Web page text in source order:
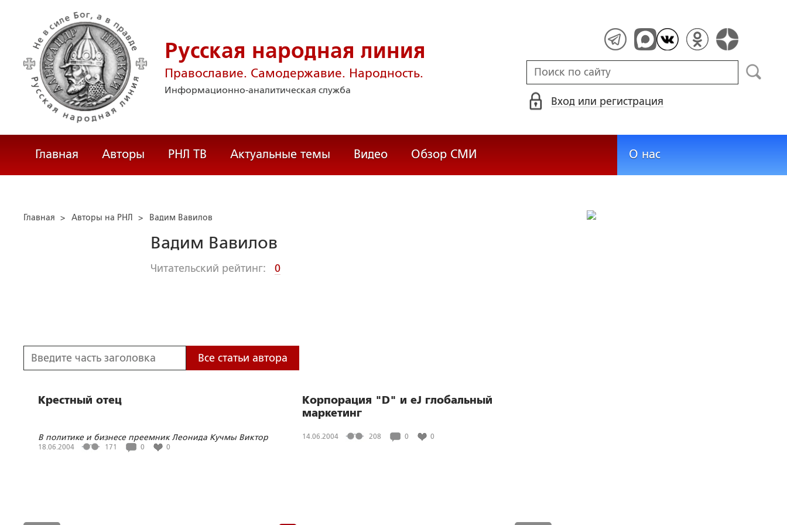
Русская народная линия
Православие. Самодержавие. Народность.
Информационно-аналитическая служба
Вход или регистрация
Главная Авторы РНЛ ТВ Актуальные темы Видео Обзор СМИ О нас
Главная > Авторы на РНЛ > Вадим Вавилов
Вадим Вавилов
Читательский рейтинг: 0
Все статьи автора
Крестный отец
В политике и бизнесе преемник Леонида Кучмы Виктор
Янукович руководствуется правилами автогонок`
18.06.2004 171 0 0
Корпорация "D" и еЈ глобальный
маркетинг
14.06.2004 208 0 0